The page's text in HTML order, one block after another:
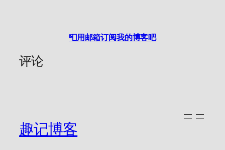
📮用邮箱订阅我的博客吧
评论
趣记博客